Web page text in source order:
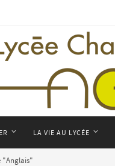
LA VIE AU LYCÉE
"Anglais"